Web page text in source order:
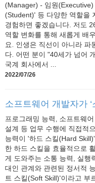
(Manager) - 임원(Executive)
(Student)' 등 다양한 역할을
경험하면 좋겠습니다. 저도
역할 변화를 통해 새롭게 배
요. 인생은 직선이 아니라 파
다. 어떤 분이 "40세가 넘어
국계 회사에서 ...
2022/07/26
소프트웨어 개발자가
프로그래밍 능력, 소프트웨
설계 등 업무 수행에 직접적
능력이 '하드 스킬(Hard
한 하드 스킬을 효율적으로
게 도와주는 소통 능력, 실행
대인 관계와 관련된 정서적
트 스킬(Soft Skill)'이라고 부